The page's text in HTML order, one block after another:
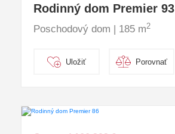
Rodinný dom Premier 93
Poschodový dom | 185 m2
Uložiť Porovnať